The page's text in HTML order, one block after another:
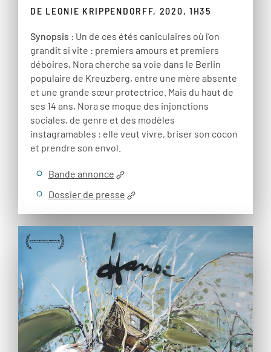
DE LEONIE KRIPPENDORFF, 2020, 1H35
Synopsis : Un de ces étés caniculaires où l’on
grandit si vite : premiers amours et premiers
déboires, Nora cherche sa voie dans le Berlin
populaire de Kreuzberg, entre une mère absente
et une grande sœur protectrice. Mais du haut de
ses 14 ans, Nora se moque des injonctions
sociales, de genre et des modèles
instagramables : elle veut vivre, briser son cocon
et prendre son envol.
Bande annonce
Dossier de presse